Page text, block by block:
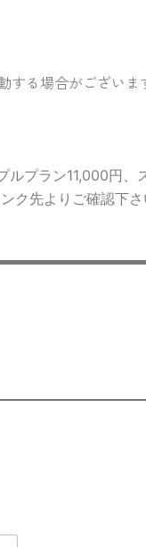
する場合がございま
プラン11,000円、
先よりご確認下さ